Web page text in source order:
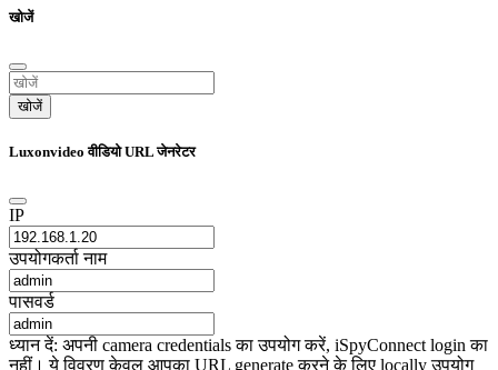
खोजें
खोजें
Luxonvideo वीडियो URL जेनरेटर
IP
उपयोगकर्ता नाम
पासवर्ड
ध्यान दें: अपनी camera credentials का उपयोग करें, iSpyConnect login का
नहीं। ये विवरण केवल आपका URL generate करने के लिए locally उपयोग